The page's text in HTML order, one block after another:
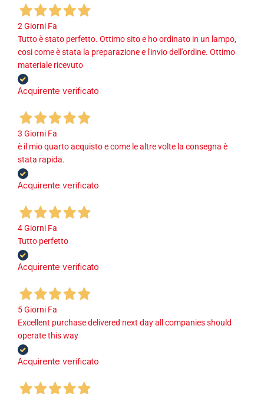
2 Giorni Fa
Tutto è stato perfetto. Ottimo sito e ho ordinato in un lampo,
cosi come è stata la preparazione e l'invio dell'ordine. Ottimo
materiale ricevuto
Acquirente verificato
3 Giorni Fa
è il mio quarto acquisto e come le altre volte la consegna è
stata rapida.
Acquirente verificato
4 Giorni Fa
Tutto perfetto
Acquirente verificato
5 Giorni Fa
Excellent purchase delivered next day all companies should
operate this way
Acquirente verificato